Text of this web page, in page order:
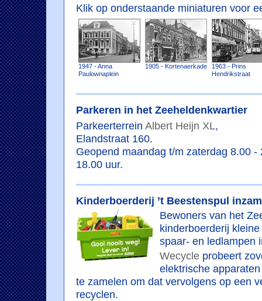
Klik op onderstaande miniaturen voor
1947 - Anna
Paulownaplein
1905 - Kortenaerkade
1963 - Prins
Hendrikstraat
Parkeren in het Zeeheldenkwartier
Parkeerterrein Albert Heijn XL,
Elandstraat 160.
Geopend maandag t/m zaterdag 8.00
18.00 uur.
Kinderboerderij ’t Beestenspul
Bewoners van het
kinderboerderij
spaar- en ledlampen
Wecycle probeert
elektrische
te zamelen om dat vervolgens op een
recyclen.